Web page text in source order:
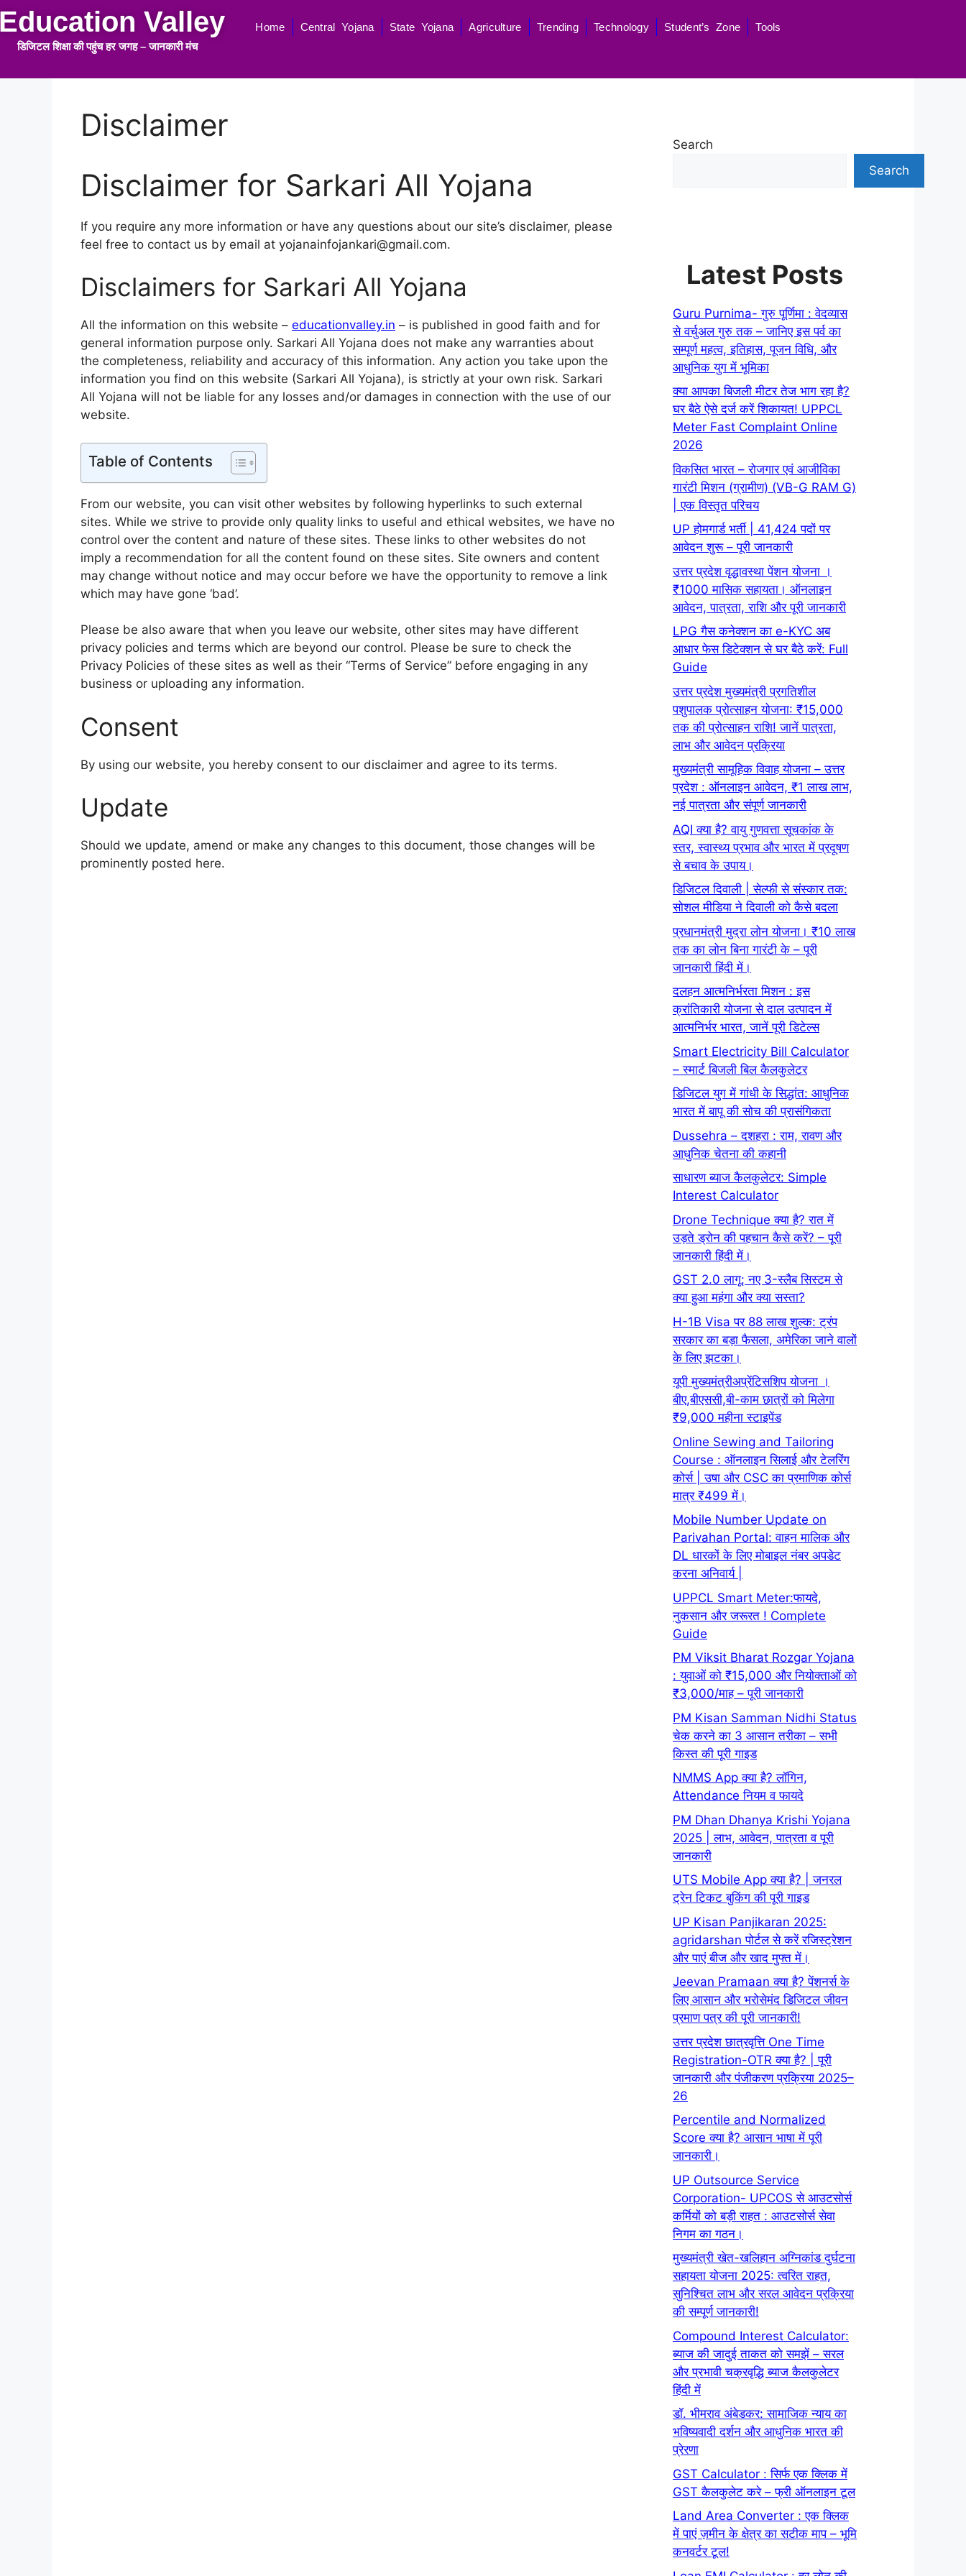
Valley
डिजिटल शिक्षा की पहुंच हर जगह–जानकारी मंच
Home Central Yojana State Yojana Agriculture Trending Technology Student’s Zone Tools
Disclaimer
Disclaimer for Sarkari All Yojana
If you require any more information or have any questions about our site’s disclaimer, please
feel free to contact us by email at yojanainfojankari@gmail.com.
Disclaimers for Sarkari All Yojana
All the information on this website – educationvalley.in – is published in good faith and for
general information purpose only. Sarkari All Yojana does not make any warranties about
the completeness, reliability and accuracy of this information. Any action you take upon the
information you find on this website (Sarkari All Yojana), is strictly at your own risk. Sarkari
All Yojana will not be liable for any losses and/or damages in connection with the use of our
website.
Table of Contents
From our website, you can visit other websites by following hyperlinks to such external
sites. While we strive to provide only quality links to useful and ethical websites, we have no
control over the content and nature of these sites. These links to other websites do not
imply a recommendation for all the content found on these sites. Site owners and content
may change without notice and may occur before we have the opportunity to remove a link
which may have gone ‘bad’.
Please be also aware that when you leave our website, other sites may have different
privacy policies and terms which are beyond our control. Please be sure to check the
Privacy Policies of these sites as well as their “Terms of Service” before engaging in any
business or uploading any information.
Consent
By using our website, you hereby consent to our disclaimer and agree to its terms.
Update
Should we update, amend or make any changes to this document, those changes will be
prominently posted here.
Search
Search
Latest Posts
Guru Purnima- गुरु पूर्णिमा : वेदव्यास
से वर्चुअल गुरु तक – जानिए इस पर्व का
सम्पूर्ण महत्व, इतिहास, पूजन विधि, और
आधुनिक युग में भूमिका
क्या आपका बिजली मीटर तेज भाग रहा है?
घर बैठे ऐसे दर्ज करें शिकायत! UPPCL
Meter Fast Complaint Online
2026
विकसित भारत – रोजगार एवं आजीविका
गारंटी मिशन (ग्रामीण) (VB-G RAM G)
| एक विस्तृत परिचय
UP होमगार्ड भर्ती | 41,424 पदों पर
आवेदन शुरू – पूरी जानकारी
उत्तर प्रदेश वृद्धावस्था पेंशन योजना ।
₹1000 मासिक सहायता। ऑनलाइन
आवेदन, पात्रता, राशि और पूरी जानकारी
LPG गैस कनेक्शन का e-KYC अब
आधार फेस डिटेक्शन से घर बैठे करें: Full
Guide
उत्तर प्रदेश मुख्यमंत्री प्रगतिशील
पशुपालक प्रोत्साहन योजना: ₹15,000
तक की प्रोत्साहन राशि! जानें पात्रता,
लाभ और आवेदन प्रक्रिया
मुख्यमंत्री सामूहिक विवाह योजना – उत्तर
प्रदेश : ऑनलाइन आवेदन, ₹1 लाख लाभ,
नई पात्रता और संपूर्ण जानकारी
AQI क्या है? वायु गुणवत्ता सूचकांक के
स्तर, स्वास्थ्य प्रभाव और भारत में प्रदूषण
से बचाव के उपाय।
डिजिटल दिवाली | सेल्फी से संस्कार तक:
सोशल मीडिया ने दिवाली को कैसे बदला
प्रधानमंत्री मुद्रा लोन योजना। ₹10 लाख
तक का लोन बिना गारंटी के – पूरी
जानकारी हिंदी में।
दलहन आत्मनिर्भरता मिशन : इस
क्रांतिकारी योजना से दाल उत्पादन में
आत्मनिर्भर भारत, जानें पूरी डिटेल्स
Smart Electricity Bill Calculator
– स्मार्ट बिजली बिल कैलकुलेटर
डिजिटल युग में गांधी के सिद्धांत: आधुनिक
भारत में बापू की सोच की प्रासंगिकता
Dussehra – दशहरा : राम, रावण और
आधुनिक चेतना की कहानी
साधारण ब्याज कैलकुलेटर: Simple
Interest Calculator
Drone Technique क्या है? रात में
उड़ते ड्रोन की पहचान कैसे करें? – पूरी
जानकारी हिंदी में।
GST 2.0 लागू: नए 3-स्लैब सिस्टम से
क्या हुआ महंगा और क्या सस्ता?
H-1B Visa पर 88 लाख शुल्क: ट्रंप
सरकार का बड़ा फैसला, अमेरिका जाने वालों
के लिए झटका।
यूपी मुख्यमंत्रीअप्रेंटिसशिप योजना ।
बीए,बीएससी,बी-काम छात्रों को मिलेगा
₹9,000 महीना स्टाइपेंड
Online Sewing and Tailoring
Course : ऑनलाइन सिलाई और टेलरिंग
कोर्स | उषा और CSC का प्रमाणिक कोर्स
मात्र ₹499 में।
Mobile Number Update on
Parivahan Portal: वाहन मालिक और
DL धारकों के लिए मोबाइल नंबर अपडेट
करना अनिवार्य |
UPPCL Smart Meter:फायदे,
नुकसान और जरूरत ! Complete
Guide
PM Viksit Bharat Rozgar Yojana
: युवाओं को ₹15,000 और नियोक्ताओं को
₹3,000/माह – पूरी जानकारी
PM Kisan Samman Nidhi Status
चेक करने का 3 आसान तरीका – सभी
किस्त की पूरी गाइड
NMMS App क्या है? लॉगिन,
Attendance नियम व फायदे
PM Dhan Dhanya Krishi Yojana
2025 | लाभ, आवेदन, पात्रता व पूरी
जानकारी
UTS Mobile App क्या है? | जनरल
ट्रेन टिकट बुकिंग की पूरी गाइड
UP Kisan Panjikaran 2025:
agridarshan पोर्टल से करें रजिस्ट्रेशन
और पाएं बीज और खाद मुफ्त में।
Jeevan Pramaan क्या है? पेंशनर्स के
लिए आसान और भरोसेमंद डिजिटल जीवन
प्रमाण पत्र की पूरी जानकारी!
उत्तर प्रदेश छात्रवृत्ति One Time
Registration-OTR क्या है? | पूरी
जानकारी और पंजीकरण प्रक्रिया 2025–
26
Percentile and Normalized
Score क्या है? आसान भाषा में पूरी
जानकारी।
UP Outsource Service
Corporation- UPCOS से आउटसोर्स
कर्मियों को बड़ी राहत : आउटसोर्स सेवा
निगम का गठन।
मुख्यमंत्री खेत-खलिहान अग्निकांड दुर्घटना
सहायता योजना 2025: त्वरित राहत,
सुनिश्चित लाभ और सरल आवेदन प्रक्रिया
की सम्पूर्ण जानकारी!
Compound Interest Calculator:
ब्याज की जादुई ताकत को समझें – सरल
और प्रभावी चक्रवृद्धि ब्याज कैलकुलेटर
हिंदी में
डॉ. भीमराव अंबेडकर: सामाजिक न्याय का
भविष्यवादी दर्शन और आधुनिक भारत की
प्रेरणा
GST Calculator : सिर्फ एक क्लिक में
GST कैलकुलेट करे – फ्री ऑनलाइन टूल
Land Area Converter : एक क्लिक
में पाएं ज़मीन के क्षेत्र का सटीक माप – भूमि
कनवर्टर टूल!